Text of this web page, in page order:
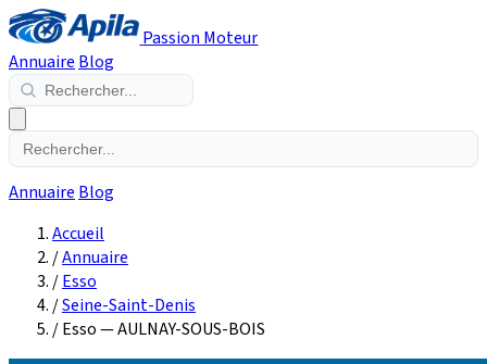
Passion Moteur
Annuaire Blog
Annuaire Blog
Accueil
/Annuaire
/Esso
/Seine-Saint-Denis
/Esso — AULNAY-SOUS-BOIS